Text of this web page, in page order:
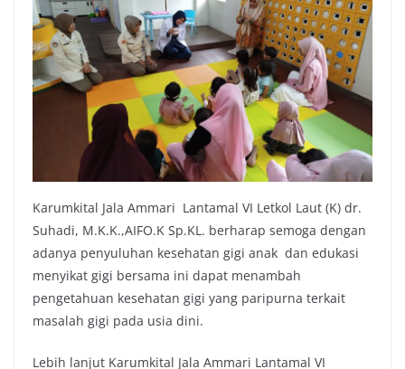
Karumkital Jala Ammari Lantamal VI Letkol Laut (K) dr.
Suhadi, M.K.K.,AIFO.K Sp.KL. berharap semoga dengan
adanya penyuluhan kesehatan gigi anak dan edukasi
menyikat gigi bersama ini dapat menambah
pengetahuan kesehatan gigi yang paripurna terkait
masalah gigi pada usia dini.
Lebih lanjut Karumkital Jala Ammari Lantamal VI